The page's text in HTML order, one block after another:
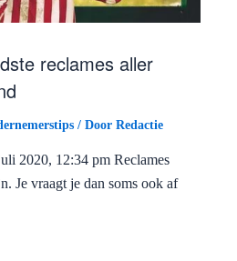
reclames aller
/ Door Redactie
2020, 12:34 pm Reclames
Je vraagt je dan soms ook af